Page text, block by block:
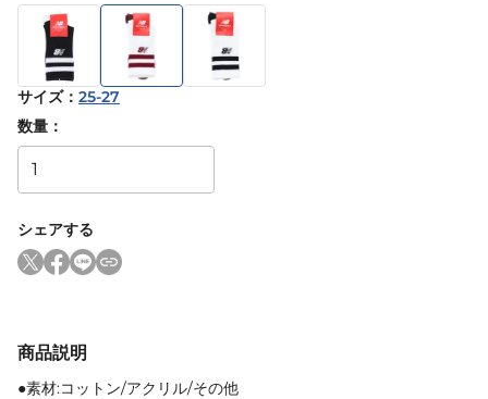
サイズ： 25-27
数量：
シェアする
商品説明
●素材:コットン/アクリル/その他